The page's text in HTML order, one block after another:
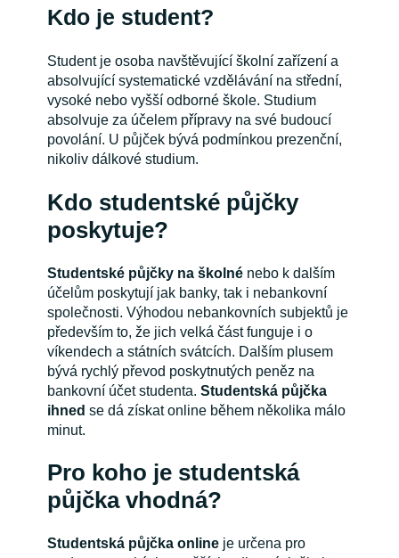
Kdo je student?
Student je osoba navštěvující školní zařízení a
absolvující systematické vzdělávání na střední,
vysoké nebo vyšší odborné škole. Studium
absolvuje za účelem přípravy na své budoucí
povolání. U půjček bývá podmínkou prezenční,
nikoliv dálkové studium.
Kdo studentské půjčky
poskytuje?
Studentské půjčky na školnénebo k dalším
účelům poskytují jak banky, tak i nebankovní
společnosti. Výhodou nebankovních subjektů je
především to, že jich velká část funguje i o
víkendech a státních svátcích. Dalším plusem
bývá rychlý převod poskytnutých peněz na
bankovní účet studenta. Studentská půjčka
ihned se dá získat online během několika málo
minut.
Pro koho je studentská
půjčka vhodná?
Studentská půjčka onlineje určena pro